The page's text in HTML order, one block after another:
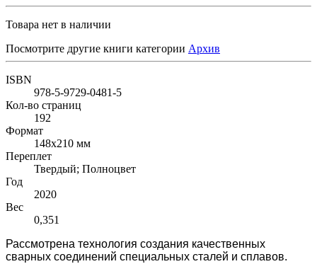
Товара нет в наличии
Посмотрите другие книги категории Архив
ISBN
978-5-9729-0481-5
Кол-во страниц
192
Формат
148x210 мм
Переплет
Твердый; Полноцвет
Год
2020
Вес
0,351
Рассмотрена технология создания качественных
сварных соединений специальных сталей и сплавов.